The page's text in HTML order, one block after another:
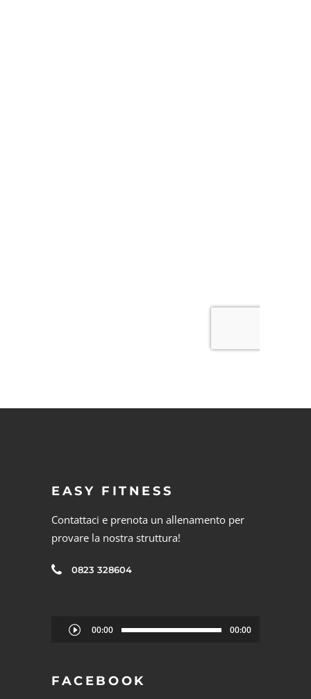
EASY FITNESS
Contattaci e prenota un allenamento per
provare la nostra struttura!
0823 328604
Audio
00:00 00:00
FACEBOOK